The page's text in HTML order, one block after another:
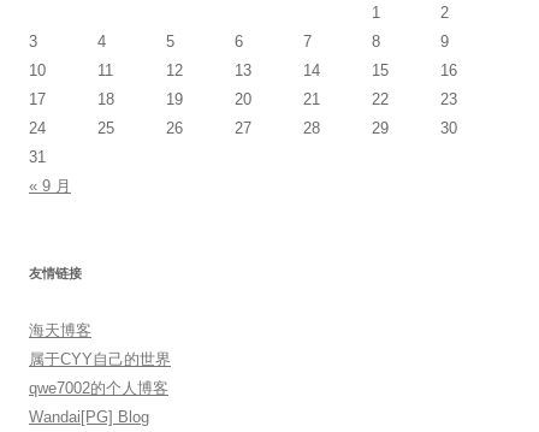
1
2
3
4 5 6 7 8
9
10
11 12 13 14 15
16
17
18 19 20 21 22
23
24
25 26 27 28 29
30
31
« 9 月
友情链接
海天博客
属于CYY自己的世界
qwe7002的个人博客
Wandai[PG] Blog